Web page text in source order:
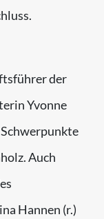
der
Yvonne
Schwerpunkte
Auch
Hannen (r.)